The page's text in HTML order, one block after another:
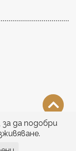
за да подобри